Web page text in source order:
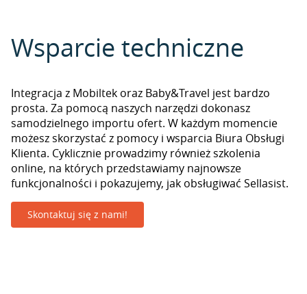
Wsparcie techniczne
Integracja z Mobiltek oraz Baby&Travel jest bardzo
prosta. Za pomocą naszych narzędzi dokonasz
samodzielnego importu ofert. W każdym momencie
możesz skorzystać z pomocy i wsparcia Biura Obsługi
Klienta. Cyklicznie prowadzimy również szkolenia
online, na których przedstawiamy najnowsze
funkcjonalności i pokazujemy, jak obsługiwać Sellasist.
Skontaktuj się z nami!